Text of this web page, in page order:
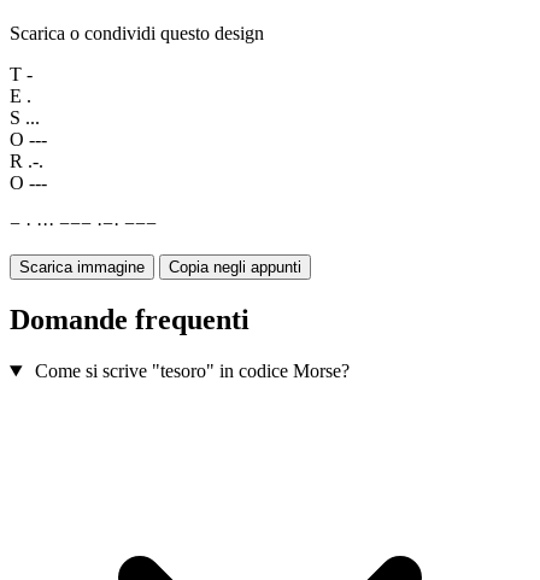
Scarica o condividi questo design
T -
E .
S ...
O ---
R .-.
O ---
− · ··· −−− ·−· −−−
Scarica immagine Copia negli appunti
Domande frequenti
Come si scrive "tesoro" in codice Morse?